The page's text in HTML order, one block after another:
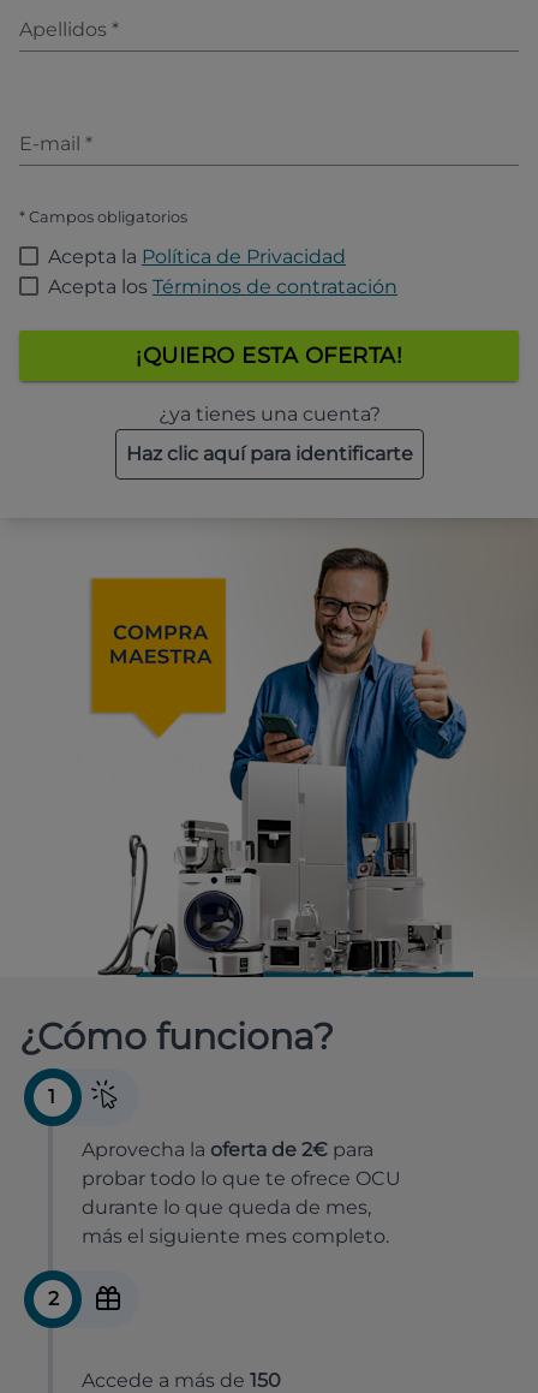
Apellidos *
E-mail *
* Campos obligatorios
Acepta la Política de Privacidad
Acepta los Términos de contratación
¡QUIERO ESTA OFERTA!
¿ya tienes una cuenta?
Haz clic aquí para identificarte
¿Cómo funciona?
1
Aprovecha la oferta de 2€ para
probar todo lo que te ofrece OCU
durante lo que queda de mes,
más el siguiente mes completo.
2
Accede a más de 150